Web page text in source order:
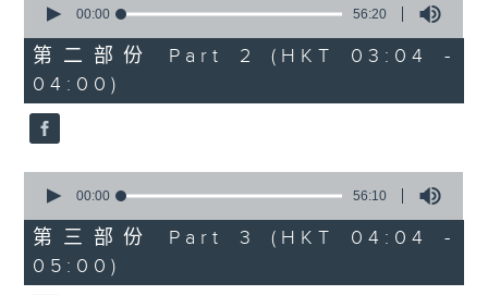
6. 「花落始逢君」
由 张月儿、伍木兰 主唱
seconds
56
minutes,
20
seconds
00:00 56:20
第二部份 Part 2 (HKT 03:04 -
04:00)
seconds
56
minutes,
10
seconds
00:00 56:10
第三部份 Part 3 (HKT 04:04 -
05:00)